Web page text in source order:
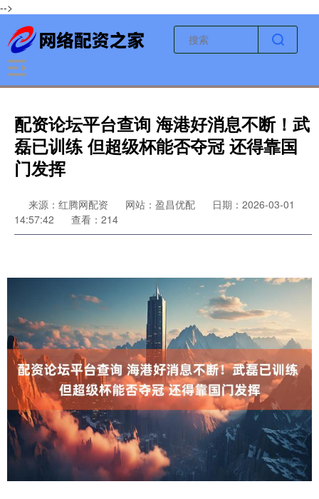
-->
配资论坛平台查询 海港好消息不断！武
磊已训练 但超级杯能否夺冠 还得靠国
门发挥
来源：红腾网配资 网站：盈昌优配
日期：2026-03-01
14:57:42
查看：214